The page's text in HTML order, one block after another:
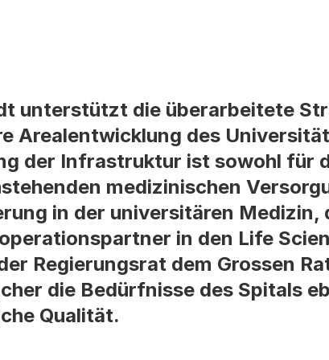
unterstützt die überarbeitete
Arealentwicklung des
der Infrastruktur ist sowohl für
medizinischen
in der universitären Medizin,
in den Life
Regierungsrat dem Grossen
die Bedürfnisse des Spitals
Qualität.